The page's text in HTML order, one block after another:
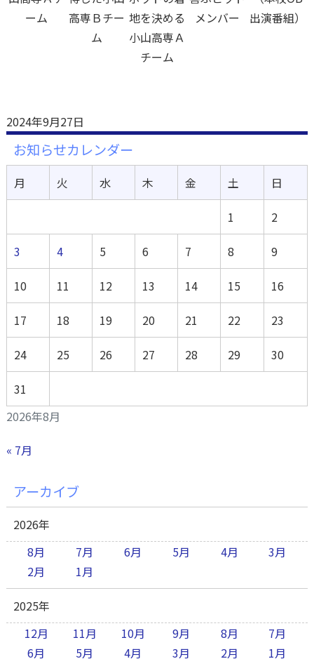
ーム
高専Ｂチー
ム
地を決める
小山高専Ａ
チーム
メンバー
出演番組）
2024年9月27日
お知らせカレンダー
2026年8月
月 火 水 木 金 土 日
1 2
3 4 5 6 7 8 9
10 11 12 13 14 15 16
17 18 19 20 21 22 23
24 25 26 27 28 29 30
31
« 7月
アーカイブ
2026年
8月
7月 6月 5月 4月
3月
2月
1月
2025年
12月
11月 10月 9月 8月
7月
6月
5月 4月 3月 2月 1月